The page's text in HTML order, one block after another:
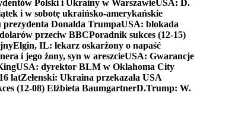
Polski i Ukrainy w WarszawieUSA: D.
i w sobotę ukraińsko-amerykańskie
prezydenta Donalda TrumpaUSA: blokada
przeciw BBCPoradnik sukces (12-15)
Elgin, IL: lekarz oskarżony o napaść
i jego żony, syn w areszcieUSA: Gwarancje
USA: dyrektor BLM w Oklahoma City
latZełenski: Ukraina przekazała USA
(12-08) Elżbieta BaumgartnerD.Trump: W.